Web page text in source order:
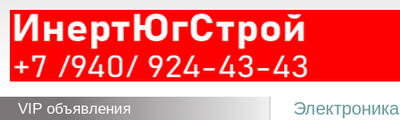
VIP объявления Электроника